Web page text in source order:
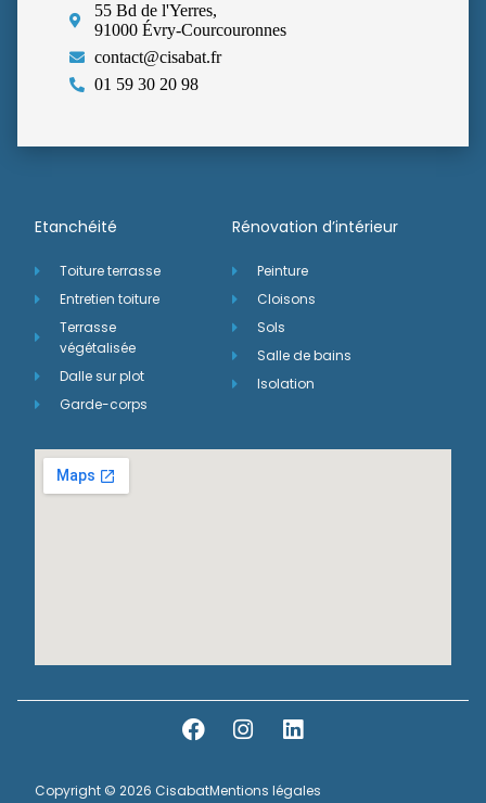
55 Bd de l'Yerres,
91000 Évry-Courcouronnes
contact@cisabat.fr
01 59 30 20 98
Etanchéité
Toiture terrasse
Entretien toiture
Terrasse
végétalisée
Dalle sur plot
Garde-corps
Rénovation d’intérieur
Peinture
Cloisons
Sols
Salle de bains
Isolation
Copyright © 2026 CisabatMentions légales